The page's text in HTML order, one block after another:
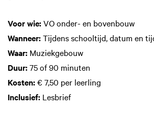
Voor wie:VO onder- en bovenbouw
Wanneer:Tijdens schooltijd, datum en
Waar: Muziekgebouw
Duur:75 of 90 minuten
Kosten:€ 7,50 per leerling
Inclusief: Lesbrief